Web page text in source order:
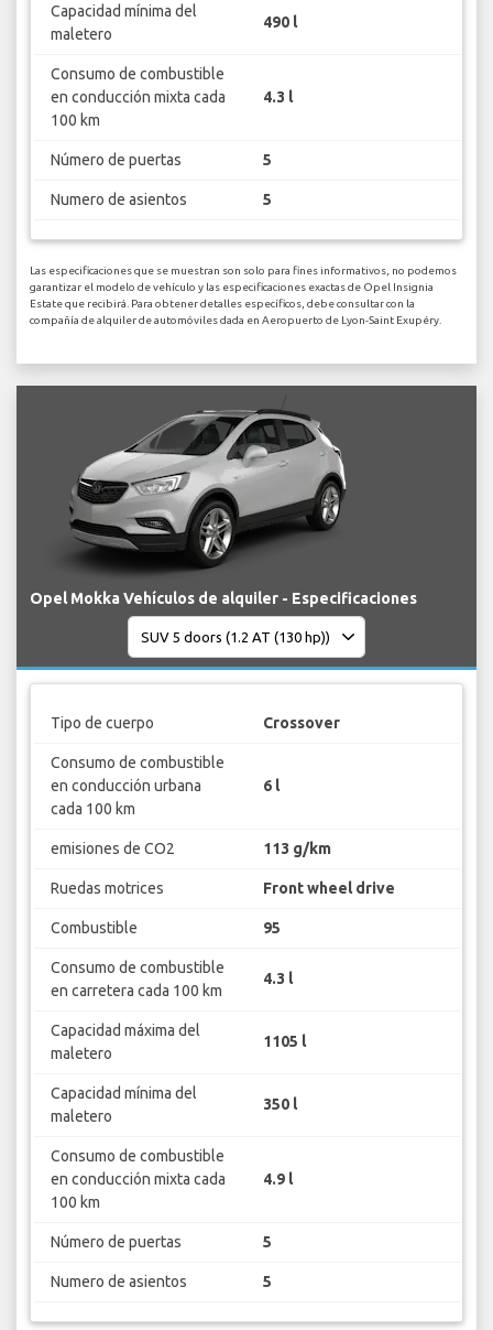
Capacidad mínima del
maletero
490 l
Consumo de combustible
en conducción mixta cada
100 km
4.3 l
Número de puertas 5
Numero de asientos 5
Las especificaciones que se muestran son solo para fines informativos, no podemos
garantizar el modelo de vehículo y las especificaciones exactas de Opel Insignia
Estate que recibirá. Para obtener detalles específicos, debe consultar con la
compañía de alquiler de automóviles dada en Aeropuerto de Lyon-Saint Exupéry.
Opel Mokka Vehículos de alquiler - Especificaciones
Tipo de cuerpo Crossover
Consumo de combustible
en conducción urbana
cada 100 km
6 l
emisiones de CO2 113 g/km
Ruedas motrices Front wheel drive
Combustible 95
Consumo de combustible
en carretera cada 100 km
4.3 l
Capacidad máxima del
maletero
1105 l
Capacidad mínima del
maletero
350 l
Consumo de combustible
en conducción mixta cada
100 km
4.9 l
Número de puertas 5
Numero de asientos 5